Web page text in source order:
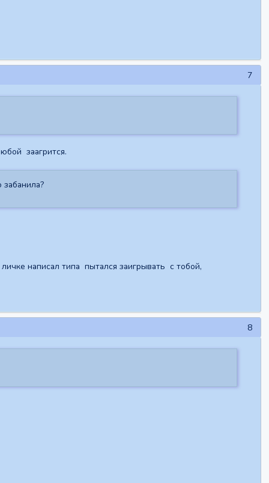
7
заагрится.
написал типа пытался заигрывать с тобой,
8